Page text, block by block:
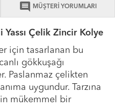
comment MÜŞTERİ YORUMLARI
Yassı Çelik Zincir Kolye
için tasarlanan bu
gökkuşağı
Paslanmaz çelikten
uygundur. Tarzına
mükemmel bir